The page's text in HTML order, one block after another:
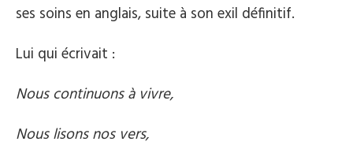
ses soins en anglais, suite à son exil définitif.
Lui qui écrivait :
Nous continuons à vivre,
Nous lisons nos vers,